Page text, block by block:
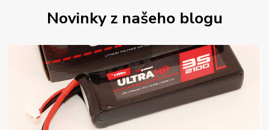
Novinky z našeho blogu